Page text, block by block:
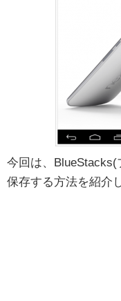
今回は、
保存する方法を紹介